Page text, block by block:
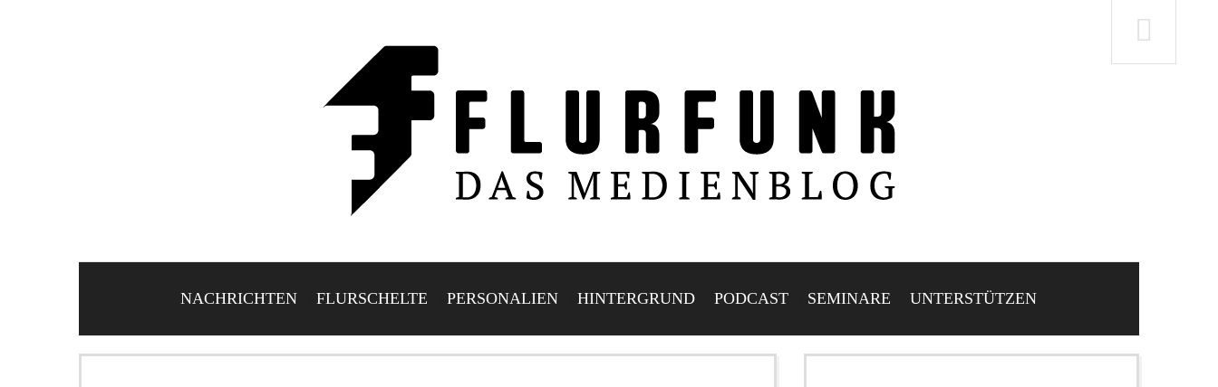
NACHRICHTEN FLURSCHELTE PERSONALIEN HINTERGRUND PODCAST SEMINARE UNTERSTÜTZEN